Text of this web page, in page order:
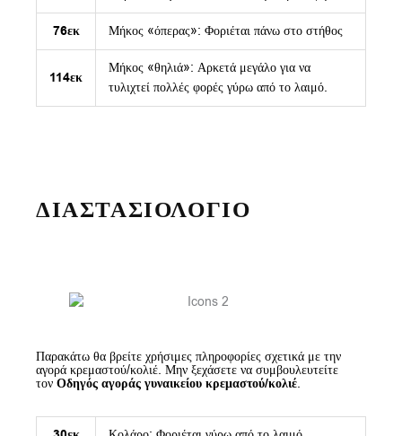
76εκ Μήκος «όπερας»: Φοριέται πάνω στο στήθος
114εκ
Μήκος «θηλιά»: Αρκετά μεγάλο για να
τυλιχτεί πολλές φορές γύρω από το λαιμό.
ΔΙΑΣΤΑΣΙΟΛΟΓΙΟ
Παρακάτω θα βρείτε χρήσιμες πληροφορίες σχετικά με την
αγορά κρεμαστού/κολιέ. Μην ξεχάσετε να συμβουλευτείτε
τον Οδηγός αγοράς γυναικείου κρεμαστού/κολιέ.